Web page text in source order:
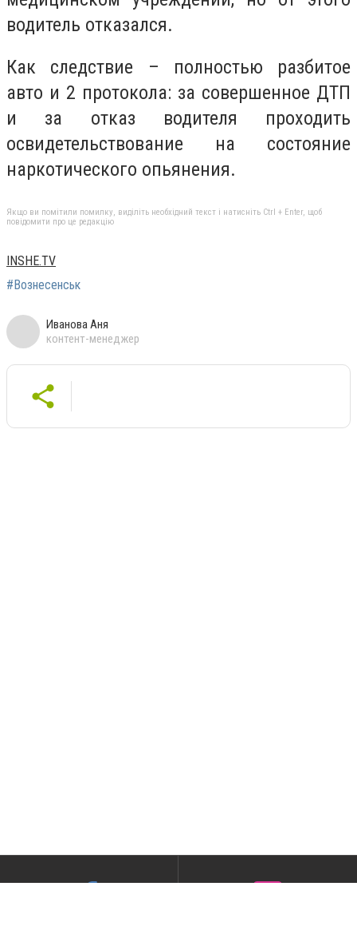
водитель отказался.
Как следствие – полностью разбитое
авто и 2 протокола: за совершенное ДТП
и за отказ водителя проходить
освидетельствование на состояние
наркотического опьянения.
Якщо ви помітили помилку, виділіть необхідний текст і натисніть Ctrl + Enter, щоб
повідомити про це редакцію
INSHE.TV
#Вознесенськ
Иванова Аня
контент-менеджер